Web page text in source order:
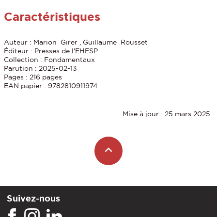
Caractéristiques
Auteur : Marion Girer , Guillaume Rousset
Éditeur : Presses de l'EHESP
Collection : Fondamentaux
Parution : 2025-02-13
Pages : 216 pages
EAN papier : 9782810911974
Mise à jour : 25 mars 2025
Suivez-nous